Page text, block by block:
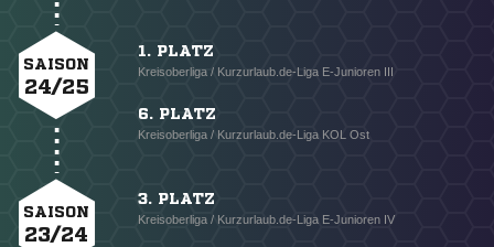
SAISON
24/25
1. PLATZ
Kreisoberliga / Kurzurlaub.de-Liga E-Junioren III
6. PLATZ
Kreisoberliga / Kurzurlaub.de-Liga KOL Ost
SAISON
23/24
3. PLATZ
Kreisoberliga / Kurzurlaub.de-Liga E-Junioren IV